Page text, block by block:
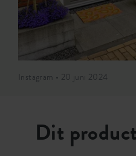
Instagram • 20 juni 2024
Dit